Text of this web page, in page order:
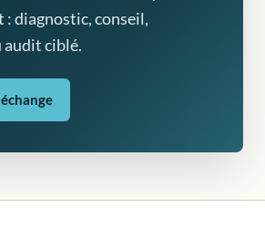
: diagnostic, conseil,
ciblé.